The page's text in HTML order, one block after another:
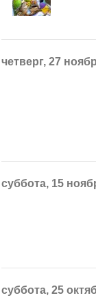
четверг, 27
суббота, 15
суббота, 25